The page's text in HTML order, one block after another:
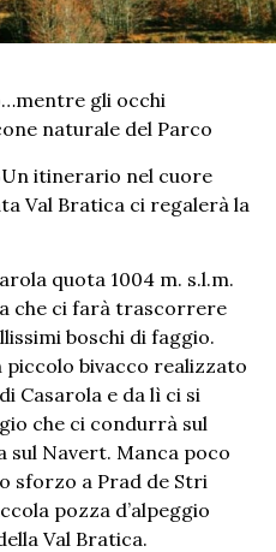
gli occhi
naturale del Parco
Un itinerario nel cuore
Val Bratica ci regalerà la
quota 1004 m. s.l.m.
che ci farà trascorrere
boschi di faggio.
piccolo bivacco realizzato
Casarola e da lì ci si
che ci condurrà sul
sul Navert. Manca poco
sforzo a Prad de Stri
pozza d’alpeggio
Val Bratica.